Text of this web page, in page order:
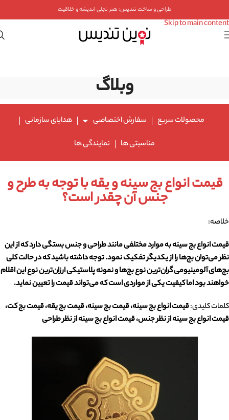
Skip to main content
طراحی و ساخت تندیس: هنر تجلی اندیشه و خلاقیت
وبلاگ
محصولات سریع سفارش اختصاصی
هدایای سازمانی
مناسبتی ها
نمایندگی ها
قیمت انواع بج سینه و یقه با توجه به طرح و
جنس آن چقدر است؟
خلاصه:
قیمت انواع بج سینهبه موارد مختلفی مانند طراحی و جنس بستگی دارد که از این
نظر می‌توان بج‌ها را از یکدیگر تفکیک نمود. توجه داشته باشید که در حالت کلی
بج‌های آلومینیومی گران‌ترین نوع بج‌ها و نمونه پلاستیکی ارزان‌ترین نوع این اقلام
خواهند بود اما کیفیت یکی از مواردی است که می‌تواند قیمت را تعیین نماید.
کلمات کلیدی:قیمت انواع بج سینه، قیمت بج سینه، قیمت بج یقه، قیمت بج کت،
قیمت انواع بج سینه از نظر جنس، قیمت انواع بج سینه از نظر طراحی